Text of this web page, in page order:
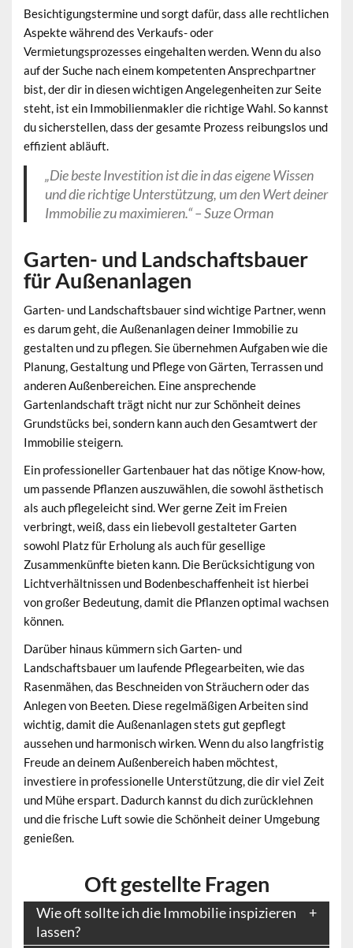
Besichtigungstermine und sorgt dafür, dass alle rechtlichen
Aspekte während des Verkaufs- oder
Vermietungsprozesses eingehalten werden. Wenn du also
auf der Suche nach einem kompetenten Ansprechpartner
bist, der dir in diesen wichtigen Angelegenheiten zur Seite
steht, ist ein Immobilienmakler die richtige Wahl. So kannst
du sicherstellen, dass der gesamte Prozess reibungslos und
effizient abläuft.
„Die beste Investition ist die in das eigene Wissen
und die richtige Unterstützung, um den Wert deiner
Immobilie zu maximieren.“ – Suze Orman
Garten- und Landschaftsbauer
für Außenanlagen
Garten- und Landschaftsbauer sind wichtige Partner, wenn
es darum geht, dieAußenanlagendeiner Immobilie zu
gestalten und zu pflegen. Sie übernehmen Aufgaben wie die
Planung, Gestaltung und Pflege von Gärten, Terrassen und
anderen Außenbereichen. Eine ansprechende
Gartenlandschaft trägt nicht nur zur Schönheit deines
Grundstücks bei, sondern kann auch den Gesamtwert der
Immobilie steigern.
Ein professioneller Gartenbauer hat das nötige Know-how,
um passende Pflanzen auszuwählen, die sowohl ästhetisch
als auch pflegeleicht sind. Wer gerne Zeit im Freien
verbringt, weiß, dass ein liebevoll gestalteter Garten
sowohl Platz für Erholung als auch für gesellige
Zusammenkünfte bieten kann. Die Berücksichtigung von
Lichtverhältnissen und Bodenbeschaffenheit ist hierbei
von großer Bedeutung, damit die Pflanzen optimal wachsen
können.
Darüber hinaus kümmern sich Garten- und
Landschaftsbauer um laufende Pflegearbeiten, wie das
Rasenmähen, das Beschneiden von Sträuchern oder das
Anlegen von Beeten. Diese regelmäßigen Arbeiten sind
wichtig, damit die Außenanlagen stets gut gepflegt
aussehen und harmonisch wirken. Wenn du also langfristig
Freude an deinem Außenbereich haben möchtest,
investiere in professionelle Unterstützung, die dir viel Zeit
und Mühe erspart. Dadurch kannst du dich zurücklehnen
und die frische Luft sowie die Schönheit deiner Umgebung
genießen.
Oft gestellte Fragen
Wie oft sollte ich die Immobilie inspizieren
lassen?